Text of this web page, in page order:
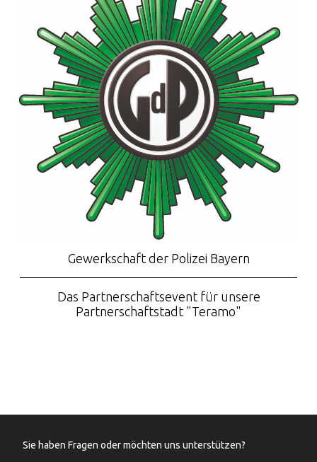
Gewerkschaft der Polizei Bayern
Das Partnerschaftsevent für unsere
Partnerschaftstadt "Teramo"
Sie haben Fragen oder möchten uns unterstützen?